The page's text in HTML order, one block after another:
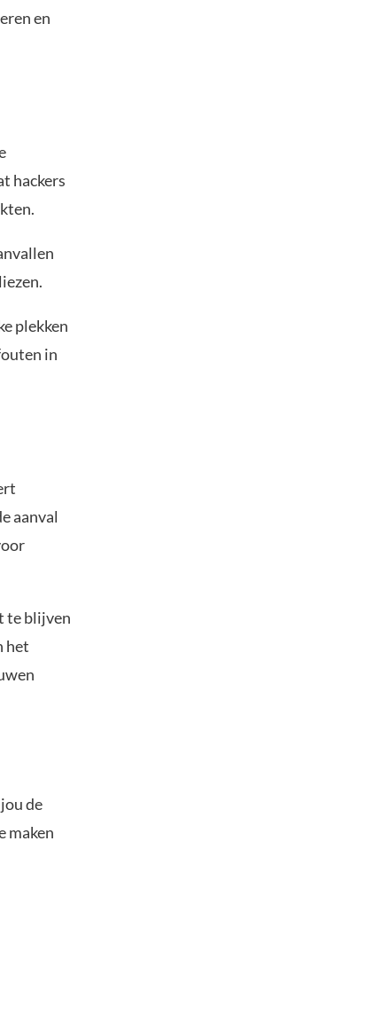
en
hackers
plekken
in
aanval
te blijven
het
de
maken